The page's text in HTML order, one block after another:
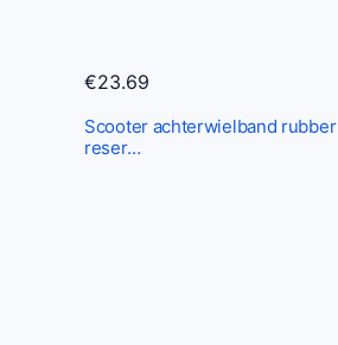
€23.69
Scooter achterwielband rubber
reser…